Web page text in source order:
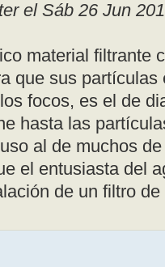
el Sáb 26 Jun
material filtrante
que sus
focos, es el de
hasta las
al de muchos
el entusiasta del
de un filtro